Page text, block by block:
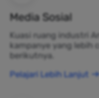
Media Sosial
Kuasi ruang industri
kampanye yang lebih
berikutnya.
Pelajari Lebih Lanjut